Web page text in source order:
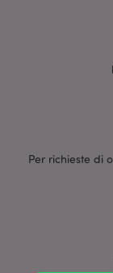
Per richieste di
mage-